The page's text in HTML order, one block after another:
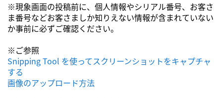
※現象画面の投稿前に、個人情報やシリアル番号、お客さ
ま番号などお客さましか知りえない情報が含まれていない
か事前に必ずご確認ください。
※ご参照
Snipping Tool を使ってスクリーンショットをキャプチャ
する
画像のアップロード方法